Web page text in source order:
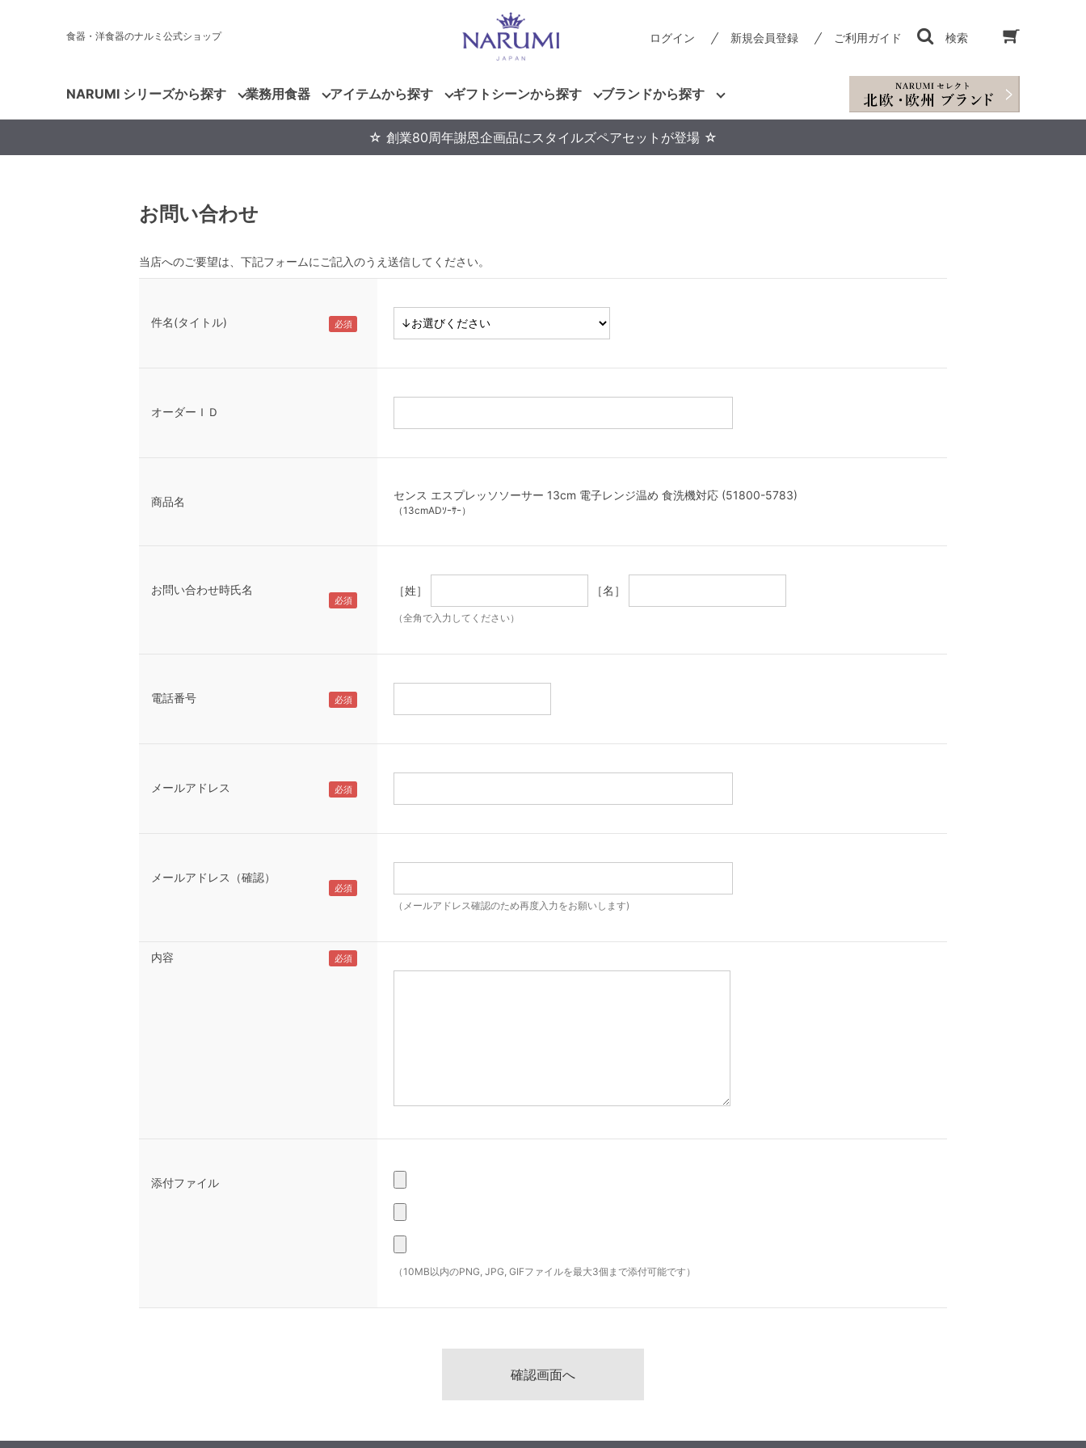
食器・洋食器のナルミ公式ショップ ログイン 新規会員登録 ご利用ガイド 検索
NARUMI シリーズから探す 業務用食器 アイテムから探す ギフトシーンから探す ブランドから探す
☆ 創業80周年謝恩企画品にスタイルズペアセットが登場 ☆
お問い合わせ
当店へのご要望は、下記フォームにご記入のうえ送信してください。
件名(タイトル)
オーダーＩＤ
商品名 センス エスプレッソソーサー 13cm 電子レンジ温め 食洗機対応 (51800-5783)
（13cmADｿｰｻｰ）
お問い合わせ時氏名 ［姓］ ［名］
（全角で入力してください）
電話番号
メールアドレス
メールアドレス（確認）
（メールアドレス確認のため再度入力をお願いします)
内容
添付ファイル
（10MB以内のPNG, JPG, GIFファイルを最大3個まで添付可能です）